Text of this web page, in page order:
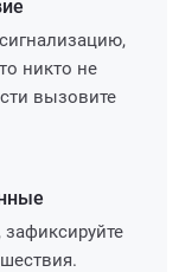
никто не
вызовите